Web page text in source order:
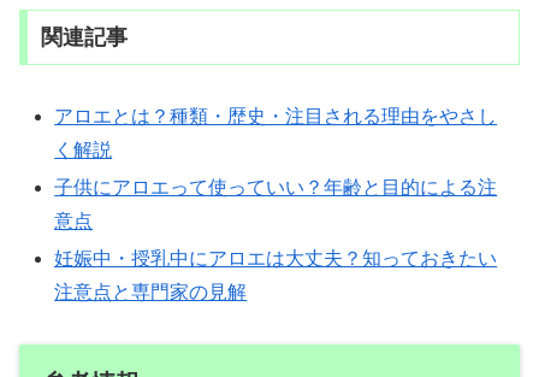
関連記事
アロエとは？種類・歴史・注目される理由をやさし
く解説
子供にアロエって使っていい？年齢と目的による注
意点
妊娠中・授乳中にアロエは大丈夫？知っておきたい
注意点と専門家の見解